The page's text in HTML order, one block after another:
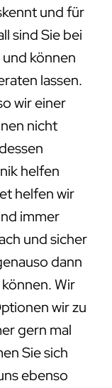
und für
sind Sie bei
können
lassen.
wir einer
nicht
helfen
helfen wir
immer
und sicher
dann
Wir
wir zu
gern mal
Sie sich
ebenso